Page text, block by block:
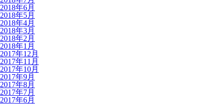
2018年6月
2018年5月
2018年4月
2018年3月
2018年2月
2018年1月
2017年12月
2017年11月
2017年10月
2017年9月
2017年8月
2017年7月
2017年6月